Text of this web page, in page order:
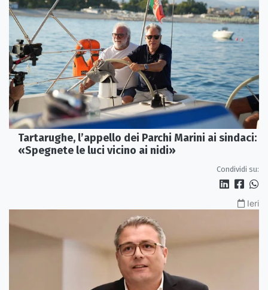
Tartarughe, l’appello dei Parchi Marini ai sindaci:
«Spegnete le luci vicino ai nidi»
Condividi su:
Ieri